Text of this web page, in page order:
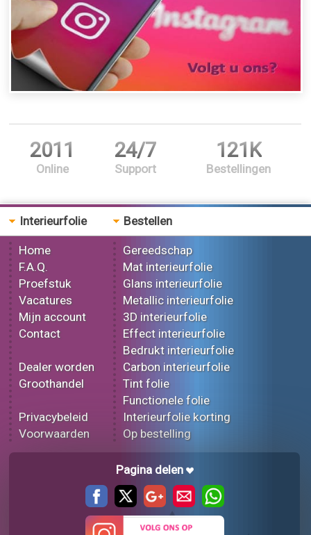
2011
Online
24/7
Support
121K
Bestellingen
Interieurfolie
Home
F.A.Q.
Proefstuk
Vacatures
Mijn account
Contact
Dealer worden
Groothandel
Privacybeleid
Voorwaarden
Bestellen
Gereedschap
Mat interieurfolie
Glans interieurfolie
Metallic interieurfolie
3D interieurfolie
Effect interieurfolie
Bedrukt interieurfolie
Carbon interieurfolie
Tint folie
Functionele folie
Interieurfolie korting
Op bestelling
Pagina delen